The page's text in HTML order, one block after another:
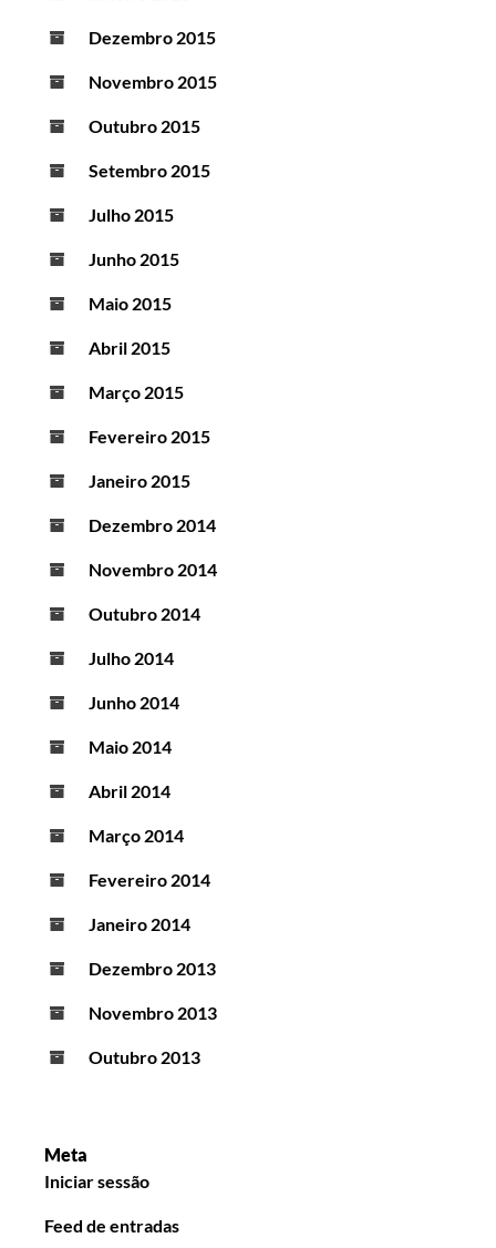
Dezembro 2015
Novembro 2015
Outubro 2015
Setembro 2015
Julho 2015
Junho 2015
Maio 2015
Abril 2015
Março 2015
Fevereiro 2015
Janeiro 2015
Dezembro 2014
Novembro 2014
Outubro 2014
Julho 2014
Junho 2014
Maio 2014
Abril 2014
Março 2014
Fevereiro 2014
Janeiro 2014
Dezembro 2013
Novembro 2013
Outubro 2013
Meta
Iniciar sessão
Feed de entradas